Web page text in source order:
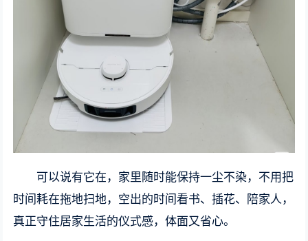
可以说有它在，家里随时能保持一尘不染，不用把
时间耗在拖地扫地，空出的时间看书、插花、陪家人，
真正守住居家生活的仪式感，体面又省心。